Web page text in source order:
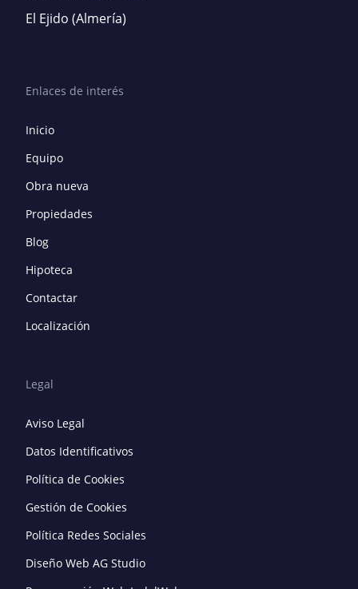
El Ejido (Almería)
Enlaces de interés
Inicio
Equipo
Obra nueva
Propiedades
Blog
Hipoteca
Contactar
Localización
Legal
Aviso Legal
Datos Identificativos
Política de Cookies
Gestión de Cookies
Política Redes Sociales
Diseño Web AG Studio